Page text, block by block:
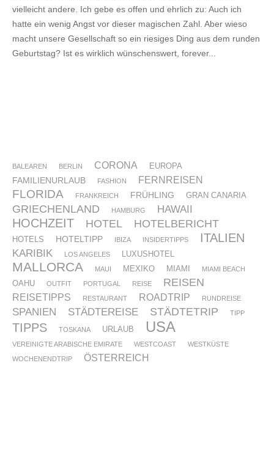
vielleicht andere. Ich gebe es offen und ehrlich zu: Auch ich
hatte ein wenig Angst vor dieser magischen Zahl. Aber wieso
macht unsere Gesellschaft so ein riesiges Ding aus dem runden
Geburtstag? Ist es wirklich wünschenswert, forever...
BALEAREN BERLIN CORONA EUROPA
FAMILIENURLAUB FASHION FERNREISEN
FLORIDA FRANKREICH FRÜHLING GRAN CANARIA
GRIECHENLAND HAMBURG HAWAII
HOCHZEIT HOTEL HOTELBERICHT
HOTELS HOTELTIPP IBIZA INSIDERTIPPS ITALIEN
KARIBIK LOS ANGELES LUXUSHOTEL
MALLORCA MAUI MEXIKO MIAMI MIAMI BEACH
OAHU OUTFIT PORTUGAL REISE REISEN
REISETIPPS RESTAURANT ROADTRIP RUNDREISE
SPANIEN STÄDTEREISE STÄDTETRIP TIPP
TIPPS TOSKANA URLAUB USA
VEREINIGTE ARABISCHE EMIRATE WESTCOAST
WESTKÜSTE
WOCHENENDTRIP
ÖSTERREICH